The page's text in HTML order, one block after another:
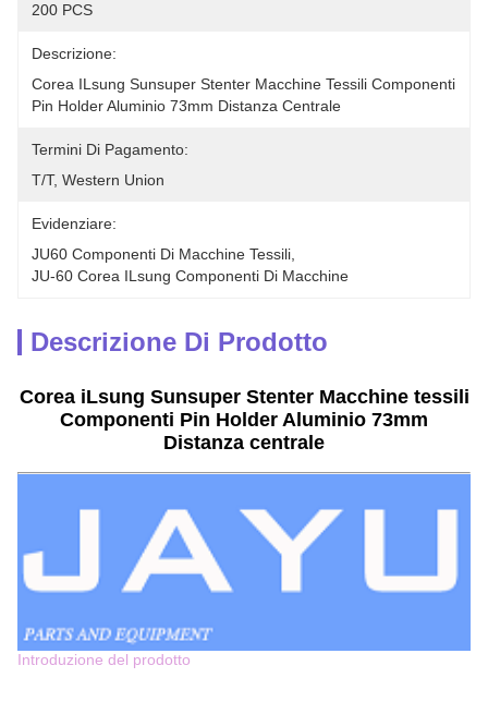
200 PCS
Descrizione:
Corea ILsung Sunsuper Stenter Macchine Tessili Componenti
Pin Holder Aluminio 73mm Distanza Centrale
Termini Di Pagamento:
T/T, Western Union
Evidenziare:
JU60 Componenti Di Macchine Tessili
JU-60 Corea ILsung Componenti Di Macchine
Descrizione Di Prodotto
Corea iLsung Sunsuper Stenter Macchine tessili
Componenti Pin Holder Aluminio 73mm
Distanza centrale
Introduzione del prodotto